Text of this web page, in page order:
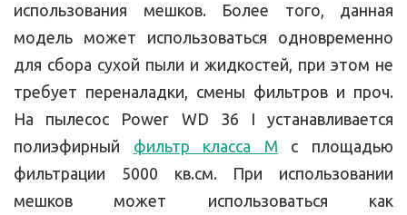
использования мешков. Более того, данная
модель может использоваться одновременно
для сбора сухой пыли и жидкостей, при этом не
требует переналадки, смены фильтров и проч.
На пылесос Power WD 36 I устанавливается
полиэфирный фильтр класса М с площадью
фильтрации 5000 кв.см. При использовании
мешков может использоваться как